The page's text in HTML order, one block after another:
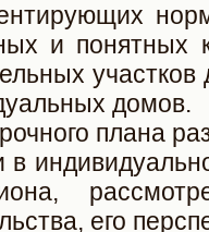
и понятных
участков
домов.
плана
в
его